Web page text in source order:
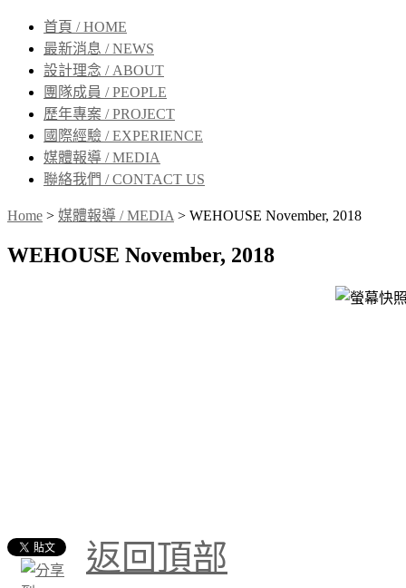
首頁 / HOME
最新消息 / NEWS
設計理念 / ABOUT
團隊成員 / PEOPLE
歷年專案 / PROJECT
國際經驗 / EXPERIENCE
媒體報導 / MEDIA
聯絡我們 / CONTACT US
Home > 媒體報導 / MEDIA > WEHOUSE November, 2018
WEHOUSE November, 2018
返回頂部